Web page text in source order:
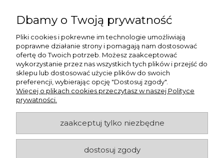
Ulex Sp. z O.O. , ul. T.T. Jeża 15, 43-300 Bielsko Biała, woj. śląskie,
9372470787
ulex.com.pl © 2026
Made with by
Dbamy o Twoją prywatność
Pliki cookies i pokrewne im technologie umożliwiają
poprawne działanie strony i pomagają nam dostosować
ofertę do Twoich potrzeb. Możesz zaakceptować
wykorzystanie przez nas wszystkich tych plików i przejść do
sklepu lub dostosować użycie plików do swoich
preferencji, wybierając opcję "Dostosuj zgody".
Więcej o plikach cookies przeczytasz w naszej Polityce
prywatności.
zaakceptuj tylko niezbędne
dostosuj zgody